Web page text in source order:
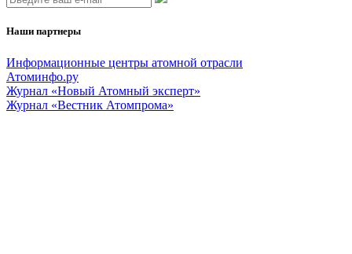
Наши партнеры
Информационные центры атомной отрасли
Атоминфо.ру
Журнал «Новый Атомный эксперт»
Журнал «Вестник Атомпрома»